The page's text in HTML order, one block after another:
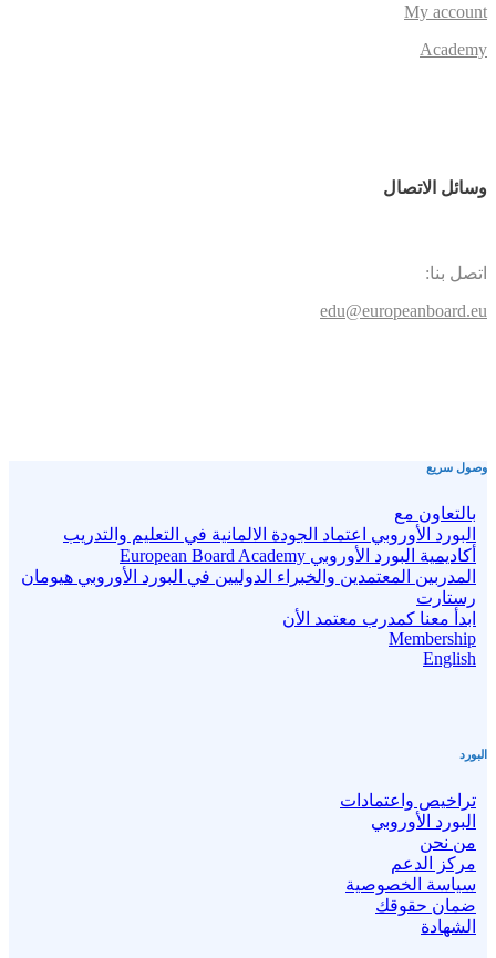
My account
Academy
وسائل الاتصال
اتصل بنا:
edu@europeanboard.eu
وصول سريع
بالتعاون مع
البورد الأوروبي اعتماد الجودة الالمانية في التعليم والتدريب
أكاديمية البورد الأوروبي European Board Academy
المدربين المعتمدين والخبراء الدوليين في البورد الأوروبي هيومان
رستارت
ابدأ معنا كمدرب معتمد الأن
Membership
English
البورد
تراخيص واعتمادات
البورد الأوروبي
من نحن
مركز الدعم
سياسة الخصوصية
ضمان حقوقك
الشهادة